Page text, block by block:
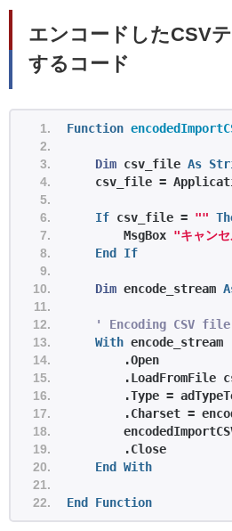
エンコードしたCSV
するコード
Function
Dim csv_file As
csv_file =
If csv_file = ""
        MsgBox
"キャン
End
If
Dim encode_stream
' Encoding CSV
With encode_stream
        .Open
.LoadFromFile
.Type =
.Charset =
        .Close
End
With
End Function